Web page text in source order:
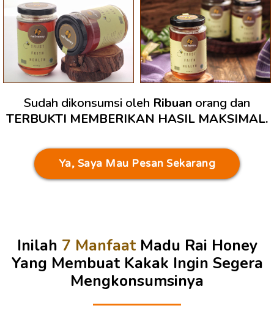
Sudah dikonsumsi oleh Ribuan orang dan
TERBUKTI MEMBERIKAN HASIL MAKSIMAL.
Ya, Saya Mau Pesan Sekarang
Inilah 7 ManfaatMadu Rai Honey
Yang Membuat Kakak Ingin Segera
Mengkonsumsinya